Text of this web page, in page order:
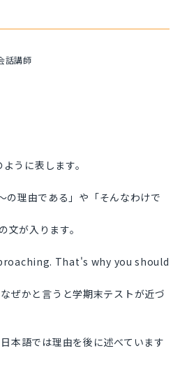
話講師
うに表します。
理由である」や「そんなわけで
が入ります。
That's why you should
ぜかと言うと学期末テストが近づ
本語では理由を後に述べています